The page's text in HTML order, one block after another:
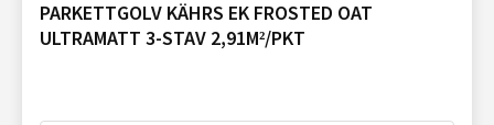
PARKETTGOLV KÄHRS EK FROSTED OAT
ULTRAMATT 3-STAV 2,91M²/PKT